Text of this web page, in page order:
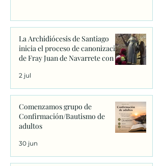
La Archidiócesis de Santiago
inicia el proceso de canonización
de Fray Juan de Navarrete con la
firma de los primeros decretos
en Sanxenxo
2 jul
Comenzamos grupo de
Confirmación/Bautismo de
adultos
30 jun